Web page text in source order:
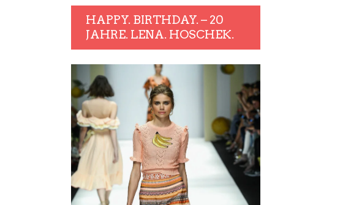
HAPPY. BIRTHDAY. – 20
JAHRE. LENA. HOSCHEK.